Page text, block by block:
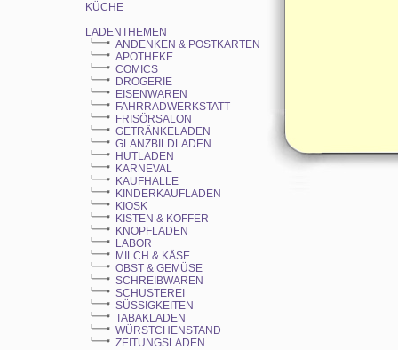
KÜCHE
LADENTHEMEN
ANDENKEN & POSTKARTEN
APOTHEKE
COMICS
DROGERIE
EISENWAREN
FAHRRADWERKSTATT
FRISÖRSALON
GETRÄNKELADEN
GLANZBILDLADEN
HUTLADEN
KARNEVAL
KAUFHALLE
KINDERKAUFLADEN
KIOSK
KISTEN & KOFFER
KNOPFLADEN
LABOR
MILCH & KÄSE
OBST & GEMÜSE
SCHREIBWAREN
SCHUSTEREI
SÜSSIGKEITEN
TABAKLADEN
WÜRSTCHENSTAND
ZEITUNGSLADEN